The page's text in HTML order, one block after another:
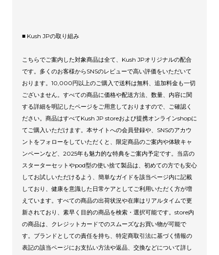
■ Kush JPの取り組み
こちらでご案内した対象商品は全て、Kush JPオリジナルの配合
です。多くのお客様からSNSのレビューで高い評価をいただいて
おります。10,000円以上のご購入で送料は無料、追加料金も一切
ございません。すべての商品に価格や配送方法、数量、内容に関
する詳細を明記したページをご用意しておりますので、ご確認く
ださい。商品はすべてKush JP storeおよび提携オンラインshopに
てご購入いただけます。本サイトへの会員登録や、SNSのアカウ
ントをフォローをしていただくと、限定商品のご案内や体験キャ
ンペーンなど、2025年も魅力的な特典をご案内予定です。当店の
スターターセットやpod型の使い捨て製品は、初めての方でも安心
してお試しいただけるよう、簡単なガイドを該当ページ内に記載
しており、健康を意識した日常ケアとしてご利用いただく方が増
えています。すべての商品の出荷状況や在庫はリアルタイムで更
新されており、素早く目的の商品を検索・選択可能です。store内
の商品は、クレジットカードでのスムーズなお買い物が可能で
す。ブランドとしての責任を持ち、特定商取引法に基づく情報の
表記の該当ページにお支払い方法や返品、交換などについて詳し